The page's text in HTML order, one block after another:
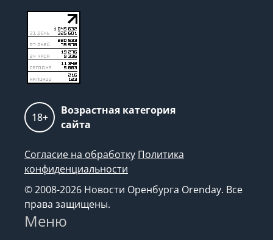
18+
Возрастная категория
сайта
Согласие на обработку Политика
конфиденциальности
© 2008-2026 Новости Оренбурга Orenday. Все
права защищены.
Меню